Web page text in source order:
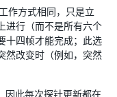
作方式相同，只是立
进行（而不是所有六个
十四帧才能完成；此选
然改变时（例如，突然
因此每次探针更新都在